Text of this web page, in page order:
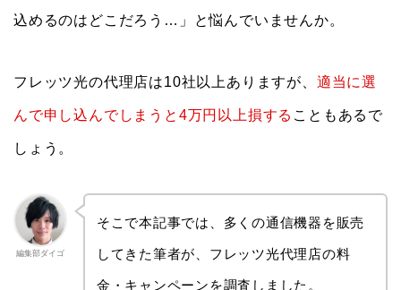
込めるのはどこだろう…」と悩んでいませんか。
フレッツ光の代理店は10社以上ありますが、 適当に選
んで申し込んでしまうと4万円以上損する こともあるで
しょう。
編集部ダイゴ
そこで本記事では、多くの通信機器を販売
してきた筆者が、フレッツ光代理店の料
金・キャンペーンを調査しました。